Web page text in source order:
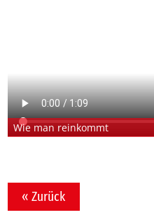
Wie man reinkommt
« Zurück